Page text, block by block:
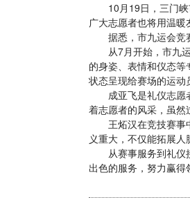
10月19日，三门峡
广大志愿者也将用温暖
据悉，市九运会竞赛
从7月开始，市九运
的身姿、表情和仪态
状态呈现给赛场的运动
成亚飞是礼仪志愿者
着志愿者的风采，虽然
王炻汉在竞技赛事中
义重大，不仅能拓展
从赛事服务到礼仪接
出色的服务，努力赢